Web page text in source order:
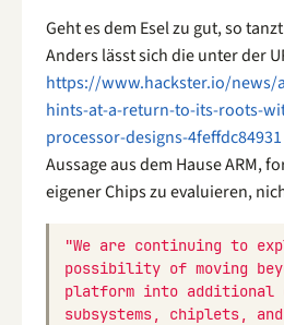
Geht es dem Esel zu gut, so
Anders lässt sich die unter der
https://www.hackster.io/news/
hints-at-a-return-to-its-roots-
processor-designs-4feffdc84931
Aussage aus dem Hause ARM,
eigener Chips zu evaluieren,
"We are continuing to
possibility of moving
platform into additional
subsystems, chiplets,